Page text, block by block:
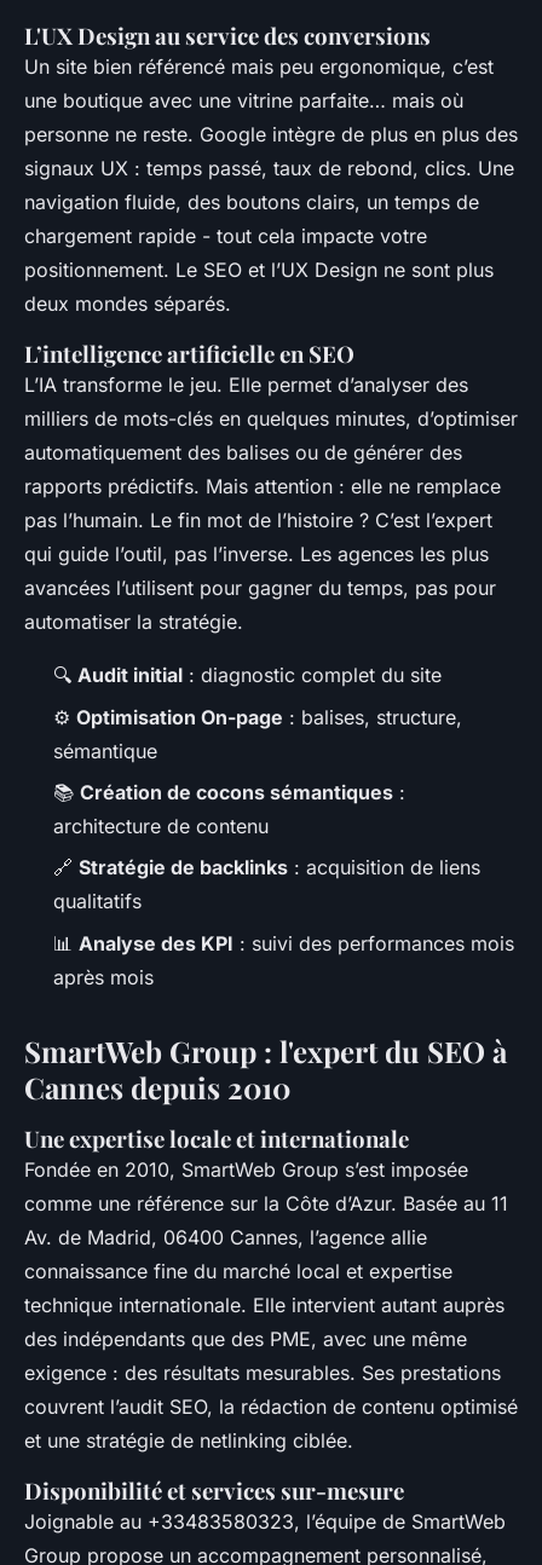
L'UX Design au service des conversions
Un site bien référencé mais peu ergonomique, c’est
une boutique avec une vitrine parfaite… mais où
personne ne reste. Google intègre de plus en plus des
signaux UX : temps passé, taux de rebond, clics. Une
navigation fluide, des boutons clairs, un temps de
chargement rapide - tout cela impacte votre
positionnement. Le SEO et l’UX Design ne sont plus
deux mondes séparés.
L’intelligence artificielle en SEO
L’IA transforme le jeu. Elle permet d’analyser des
milliers de mots-clés en quelques minutes, d’optimiser
automatiquement des balises ou de générer des
rapports prédictifs. Mais attention : elle ne remplace
pas l’humain. Le fin mot de l’histoire ? C’est l’expert
qui guide l’outil, pas l’inverse. Les agences les plus
avancées l’utilisent pour gagner du temps, pas pour
automatiser la stratégie.
🔍 Audit initial : diagnostic complet du site
⚙️ Optimisation On-page : balises, structure,
sémantique
📚 Création de cocons sémantiques :
architecture de contenu
🔗 Stratégie de backlinks : acquisition de liens
qualitatifs
📊 Analyse des KPI : suivi des performances mois
après mois
SmartWeb Group : l'expert du SEO à
Cannes depuis 2010
Une expertise locale et internationale
Fondée en 2010, SmartWeb Group s’est imposée
comme une référence sur la Côte d’Azur. Basée au 11
Av. de Madrid, 06400 Cannes, l’agence allie
connaissance fine du marché local et expertise
technique internationale. Elle intervient autant auprès
des indépendants que des PME, avec une même
exigence : des résultats mesurables. Ses prestations
couvrent l’audit SEO, la rédaction de contenu optimisé
et une stratégie de netlinking ciblée.
Disponibilité et services sur-mesure
Joignable au +33483580323, l’équipe de SmartWeb
Group propose un accompagnement personnalisé,